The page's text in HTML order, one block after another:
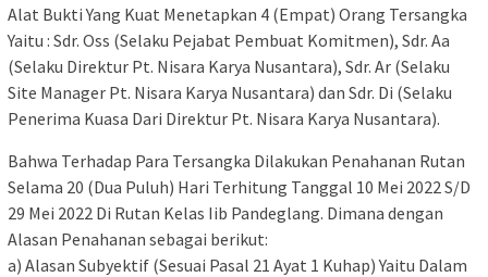
Alat Bukti Yang Kuat Menetapkan 4 (Empat) Orang Tersangka
Yaitu : Sdr. Oss (Selaku Pejabat Pembuat Komitmen), Sdr. Aa
(Selaku Direktur Pt. Nisara Karya Nusantara), Sdr. Ar (Selaku
Site Manager Pt. Nisara Karya Nusantara) dan Sdr. Di (Selaku
Penerima Kuasa Dari Direktur Pt. Nisara Karya Nusantara).
Bahwa Terhadap Para Tersangka Dilakukan Penahanan Rutan
Selama 20 (Dua Puluh) Hari Terhitung Tanggal 10 Mei 2022 S/D
29 Mei 2022 Di Rutan Kelas Iib Pandeglang. Dimana dengan
Alasan Penahanan sebagai berikut:
a) Alasan Subyektif (Sesuai Pasal 21 Ayat 1 Kuhap) Yaitu Dalam